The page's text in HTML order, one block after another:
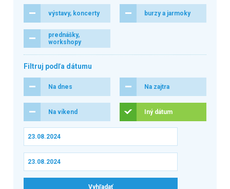
výstavy, koncerty burzy a jarmoky
prednášky,
workshopy
Filtruj podľa dátumu
Na dnes Na zajtra
Na víkend Iný dátum